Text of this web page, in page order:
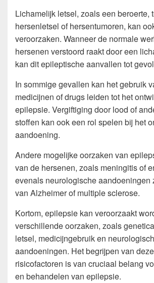
Lichamelijk letsel, zoals een beroerte,
hersenletsel of hersentumoren, kan
veroorzaken. Wanneer de normale
hersenen verstoord raakt door een
kan dit epileptische aanvallen tot
In sommige gevallen kan het gebruik
medicijnen of drugs leiden tot het
epilepsie. Vergiftiging door lood of
stoffen kan ook een rol spelen bij het
aandoening.
Andere mogelijke oorzaken van
van de hersenen, zoals meningitis of
evenals neurologische aandoeningen
van Alzheimer of multiple sclerose.
Kortom, epilepsie kan veroorzaakt
verschillende oorzaken, zoals
letsel, medicijngebruik en
aandoeningen. Het begrijpen van
risicofactoren is van cruciaal belang
en behandelen van epilepsie.